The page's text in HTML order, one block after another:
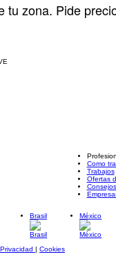
tu zona. Pide
Como
Trabajos
Ofertas
Consejos
Brasil México
| Cookies